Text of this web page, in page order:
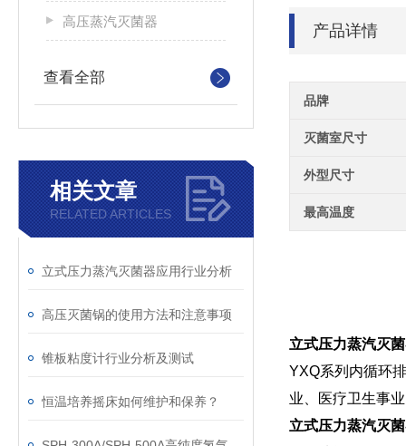
高压蒸汽灭菌器
查看全部
相关文章
RELATED ARTICLES
立式压力蒸汽灭菌器应用行业分析
高压灭菌锅的使用方法和注意事项
锥板粘度计行业分析及测试
恒温培养摇床如何维护和保养？
产品详情
品牌
灭菌室尺寸
外型尺寸
最高温度
立式压力蒸汽灭
YXQ系列内循环
业、医疗卫生事
立式压力蒸汽灭